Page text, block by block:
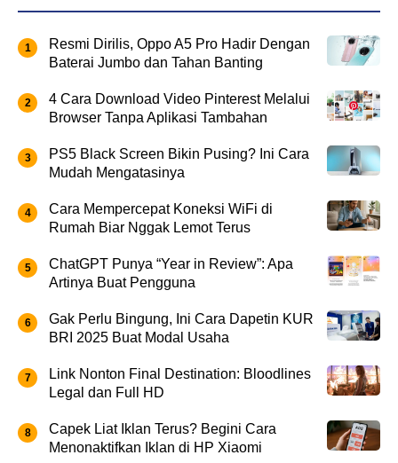
Resmi Dirilis, Oppo A5 Pro Hadir Dengan
Baterai Jumbo dan Tahan Banting
4 Cara Download Video Pinterest Melalui
Browser Tanpa Aplikasi Tambahan
PS5 Black Screen Bikin Pusing? Ini Cara
Mudah Mengatasinya
Cara Mempercepat Koneksi WiFi di
Rumah Biar Nggak Lemot Terus
ChatGPT Punya “Year in Review”: Apa
Artinya Buat Pengguna
Gak Perlu Bingung, Ini Cara Dapetin KUR
BRI 2025 Buat Modal Usaha
Link Nonton Final Destination: Bloodlines
Legal dan Full HD
Capek Liat Iklan Terus? Begini Cara
Menonaktifkan Iklan di HP Xiaomi